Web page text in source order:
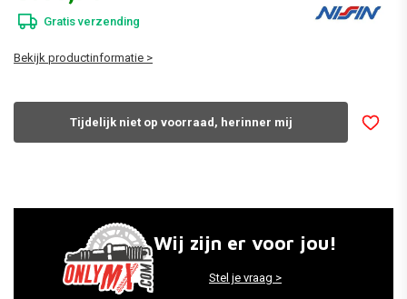
Gratis verzending
Bekijk productinformatie >
Tijdelijk niet op voorraad, herinner mij
Wij zijn er voor jou!
Stel je vraag >